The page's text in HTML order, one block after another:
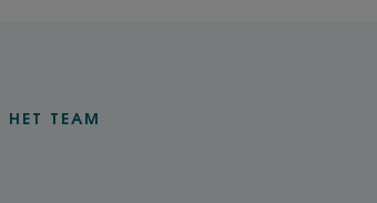
en doeltreffendheidsstudie onder medisch
per dag.
HET TEAM